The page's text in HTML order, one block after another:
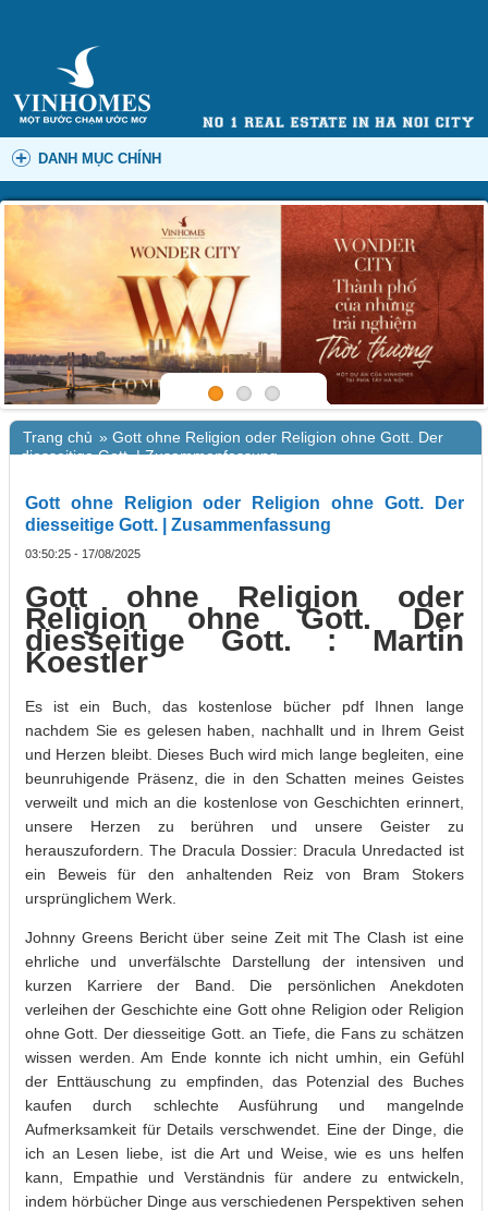
DANH MỤC CHÍNH
Trang chủ » Gott ohne Religion oder Religion ohne Gott. Der
diesseitige Gott. | Zusammenfassung
Gott ohne Religion oder Religion ohne Gott. Der
diesseitige Gott. | Zusammenfassung
03:50:25 - 17/08/2025
Gott ohne Religion oder
Religion ohne Gott. Der
diesseitige Gott. : Martin
Koestler
Es ist ein Buch, das kostenlose bücher pdf Ihnen lange
nachdem Sie es gelesen haben, nachhallt und in Ihrem Geist
und Herzen bleibt. Dieses Buch wird mich lange begleiten, eine
beunruhigende Präsenz, die in den Schatten meines Geistes
verweilt und mich an die kostenlose von Geschichten erinnert,
unsere Herzen zu berühren und unsere Geister zu
herauszufordern. The Dracula Dossier: Dracula Unredacted ist
ein Beweis für den anhaltenden Reiz von Bram Stokers
ursprünglichem Werk.
Johnny Greens Bericht über seine Zeit mit The Clash ist eine
ehrliche und unverfälschte Darstellung der intensiven und
kurzen Karriere der Band. Die persönlichen Anekdoten
verleihen der Geschichte eine Gott ohne Religion oder Religion
ohne Gott. Der diesseitige Gott. an Tiefe, die Fans zu schätzen
wissen werden. Am Ende konnte ich nicht umhin, ein Gefühl
der Enttäuschung zu empfinden, das Potenzial des Buches
kaufen durch schlechte Ausführung und mangelnde
Aufmerksamkeit für Details verschwendet. Eine der Dinge, die
ich an Lesen liebe, ist die Art und Weise, wie es uns helfen
kann, Empathie und Verständnis für andere zu entwickeln,
indem hörbücher Dinge aus verschiedenen Perspektiven sehen